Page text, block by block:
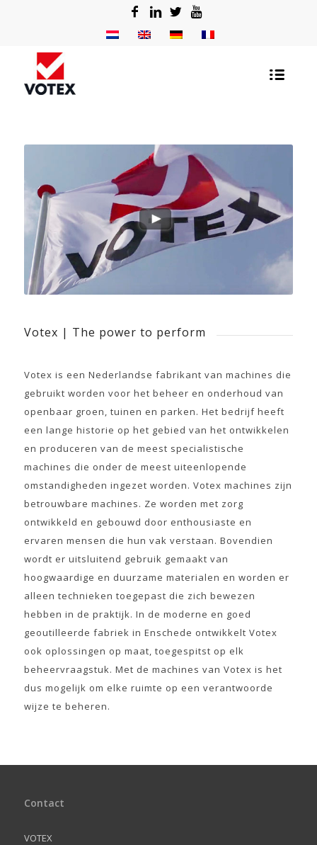
Votex | The power to perform
Votex is een Nederlandse fabrikant van machines die
gebruikt worden voor het beheer en onderhoud van
openbaar groen, tuinen en parken. Het bedrijf heeft
een lange historie op het gebied van het ontwikkelen
en produceren van de meest specialistische
machines die onder de meest uiteenlopende
omstandigheden ingezet worden. Votex machines zijn
betrouwbare machines. Ze worden met zorg
ontwikkeld en gebouwd door enthousiaste en
ervaren mensen die hun vak verstaan. Bovendien
wordt er uitsluitend gebruik gemaakt van
hoogwaardige en duurzame materialen en worden er
alleen technieken toegepast die zich bewezen
hebben in de praktijk. In de moderne en goed
geoutilleerde fabriek in Enschede ontwikkelt Votex
ook oplossingen op maat, toegespitst op elk
beheervraagstuk. Met de machines van Votex is het
dus mogelijk om elke ruimte op een verantwoorde
wijze te beheren.
Contact
VOTEX